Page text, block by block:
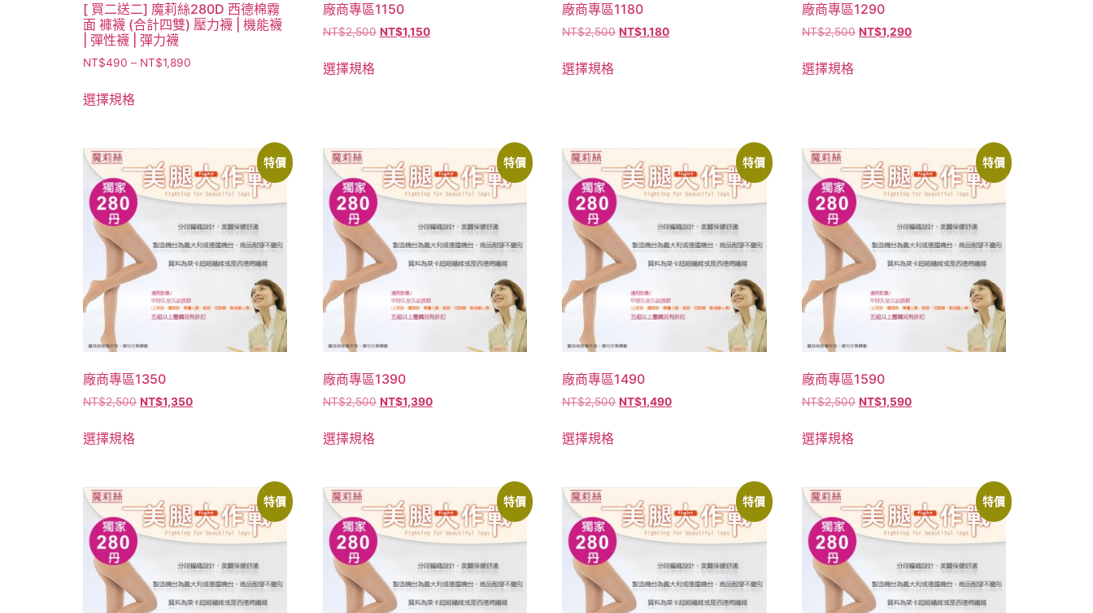
[ 買二送二] 魔莉絲280D 西德棉霧
面 褲襪 (合計四雙) 壓力襪 | 機能襪
| 彈性襪 | 彈力襪
NT$490 – NT$1,890
選擇規格
廠商專區1150
NT$2,500 NT$1,150
選擇規格
廠商專區1180
NT$2,500 NT$1,180
選擇規格
廠商專區1290
NT$2,500 NT$1,290
選擇規格
特價
廠商專區1350
NT$2,500 NT$1,350
選擇規格
特價
廠商專區1390
NT$2,500 NT$1,390
選擇規格
特價
廠商專區1490
NT$2,500 NT$1,490
選擇規格
特價
廠商專區1590
NT$2,500 NT$1,590
選擇規格
特價 特價 特價 特價